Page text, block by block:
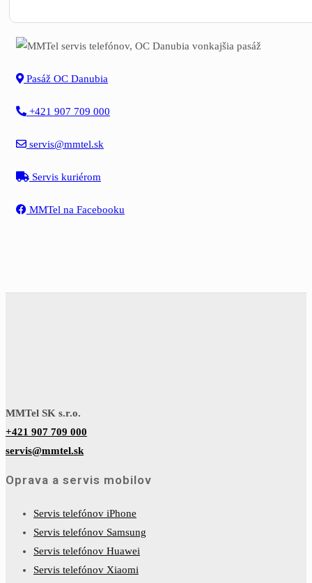
Pasáž OC Danubia
+421 907 709 000
servis@mmtel.sk
Servis kuriérom
MMTel na Facebooku
MMTel SK s.r.o.
+421 907 709 000
servis@mmtel.sk
Oprava a servis mobilov
Servis telefónov iPhone
Servis telefónov Samsung
Servis telefónov Huawei
Servis telefónov Xiaomi